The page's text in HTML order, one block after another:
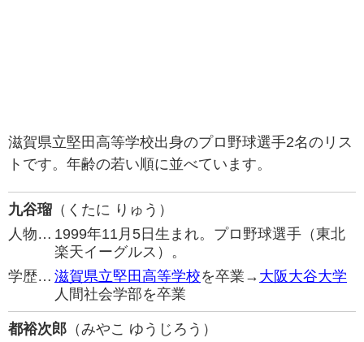
滋賀県立堅田高等学校出身のプロ野球選手2名のリス
トです。年齢の若い順に並べています。
九谷瑠 （くたに りゅう）
人物… 1999年11月5日生まれ。プロ野球選手（東北
楽天イーグルス）。
学歴… 滋賀県立堅田高等学校を卒業→ 大阪大谷大学
人間社会学部を卒業
都裕次郎 （みやこ ゆうじろう）